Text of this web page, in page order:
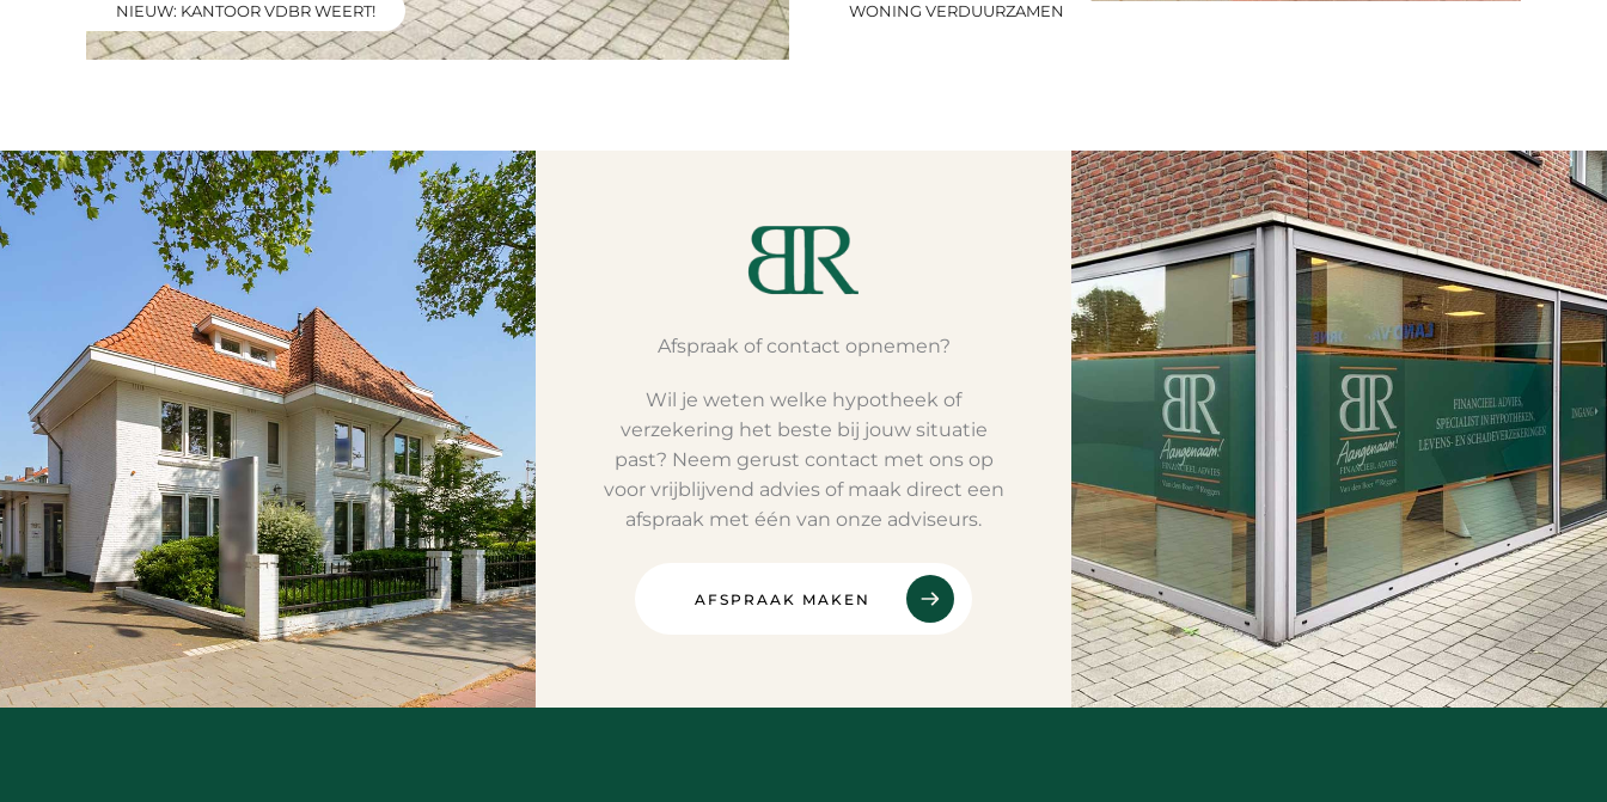
NIEUW: KANTOOR VDBR WEERT! WONING VERDUURZAMEN
Afspraak of contact opnemen?
Wil je weten welke hypotheek of
verzekering het beste bij jouw situatie
past? Neem gerust contact met ons op
voor vrijblijvend advies of maak direct een
afspraak met één van onze adviseurs.
AFSPRAAK MAKEN